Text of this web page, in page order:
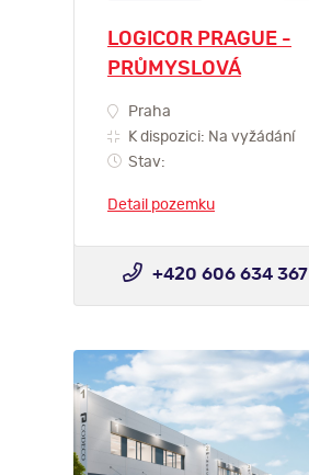
LOGICOR PRAGUE -
PRŮMYSLOVÁ
Praha
K dispozici: Na vyžádání
Stav:
Detail pozemku
+420 606 634 367